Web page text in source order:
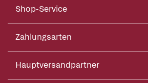
Shop-Service
Zahlungsarten
Hauptversandpartner